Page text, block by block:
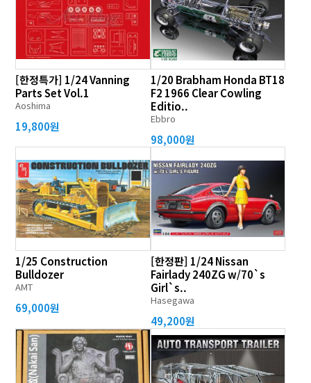
[한정특가] 1/24 Vanning
Parts Set Vol.1
Aoshima
19,800원
1/20 Brabham Honda BT18
F2 1966 Clear Cowling
Editio..
Ebbro
98,000원
1/25 Construction
Bulldozer
AMT
69,000원
[한정판] 1/24 Nissan
Fairlady 240ZG w/70`s
Girl`s..
Hasegawa
49,200원